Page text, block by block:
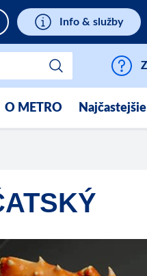
Info & služby
O METRO